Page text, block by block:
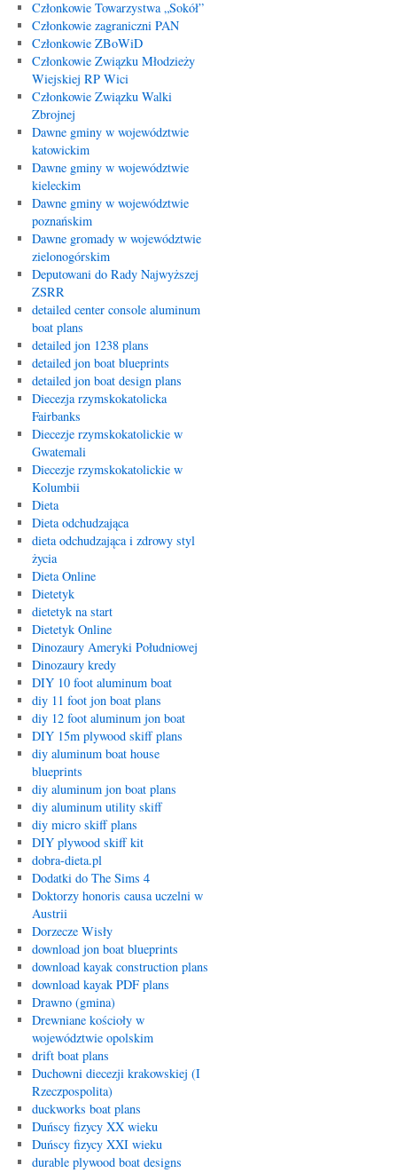
Członkowie Towarzystwa „Sokół”
Członkowie zagraniczni PAN
Członkowie ZBoWiD
Członkowie Związku Młodzieży
Wiejskiej RP Wici
Członkowie Związku Walki
Zbrojnej
Dawne gminy w województwie
katowickim
Dawne gminy w województwie
kieleckim
Dawne gminy w województwie
poznańskim
Dawne gromady w województwie
zielonogórskim
Deputowani do Rady Najwyższej
ZSRR
detailed center console aluminum
boat plans
detailed jon 1238 plans
detailed jon boat blueprints
detailed jon boat design plans
Diecezja rzymskokatolicka
Fairbanks
Diecezje rzymskokatolickie w
Gwatemali
Diecezje rzymskokatolickie w
Kolumbii
Dieta
Dieta odchudzająca
dieta odchudzająca i zdrowy styl
życia
Dieta Online
Dietetyk
dietetyk na start
Dietetyk Online
Dinozaury Ameryki Południowej
Dinozaury kredy
DIY 10 foot aluminum boat
diy 11 foot jon boat plans
diy 12 foot aluminum jon boat
DIY 15m plywood skiff plans
diy aluminum boat house
blueprints
diy aluminum jon boat plans
diy aluminum utility skiff
diy micro skiff plans
DIY plywood skiff kit
dobra-dieta.pl
Dodatki do The Sims 4
Doktorzy honoris causa uczelni w
Austrii
Dorzecze Wisły
download jon boat blueprints
download kayak construction plans
download kayak PDF plans
Drawno (gmina)
Drewniane kościoły w
województwie opolskim
drift boat plans
Duchowni diecezji krakowskiej (I
Rzeczpospolita)
duckworks boat plans
Duńscy fizycy XX wieku
Duńscy fizycy XXI wieku
durable plywood boat designs